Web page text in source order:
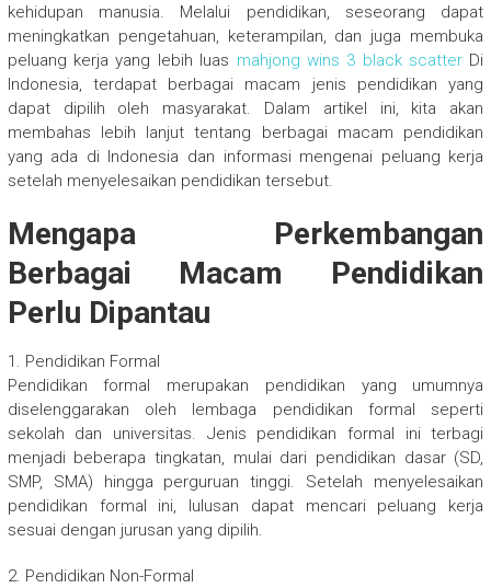
kehidupan manusia. Melalui pendidikan, seseorang dapat
meningkatkan pengetahuan, keterampilan, dan juga membuka
peluang kerja yang lebih luas mahjong wins 3 black scatterDi
Indonesia, terdapat berbagai macam jenis pendidikan yang
dapat dipilih oleh masyarakat. Dalam artikel ini, kita akan
membahas lebih lanjut tentang berbagai macam pendidikan
yang ada di Indonesia dan informasi mengenai peluang kerja
setelah menyelesaikan pendidikan tersebut.
Mengapa Perkembangan
Berbagai Macam Pendidikan
Perlu Dipantau
1. Pendidikan Formal
Pendidikan formal merupakan pendidikan yang umumnya
diselenggarakan oleh lembaga pendidikan formal seperti
sekolah dan universitas. Jenis pendidikan formal ini terbagi
menjadi beberapa tingkatan, mulai dari pendidikan dasar (SD,
SMP, SMA) hingga perguruan tinggi. Setelah menyelesaikan
pendidikan formal ini, lulusan dapat mencari peluang kerja
sesuai dengan jurusan yang dipilih.
2. Pendidikan Non-Formal